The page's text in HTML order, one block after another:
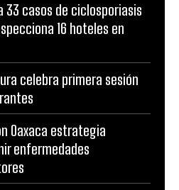
33 casos de ciclosporiasis
16 hoteles en
celebra primera sesión
Oaxaca estrategia
enfermedades